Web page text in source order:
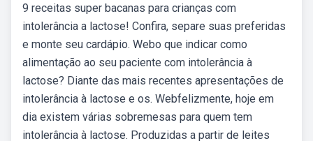
9 receitas super bacanas para crianças com
intolerância a lactose! Confira, separe suas preferidas
e monte seu cardápio. Webo que indicar como
alimentação ao seu paciente com intolerância à
lactose? Diante das mais recentes apresentações de
intolerância à lactose e os. Webfelizmente, hoje em
dia existem várias sobremesas para quem tem
intolerância à lactose. Produzidas a partir de leites